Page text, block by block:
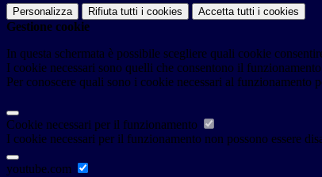
Personalizza Rifiuta tutti i cookies Accetta tutti i cookies
Gestione cookie
In questa schermata è possibile scegliere quali cookie
I cookie necessari sono quelli che consentono il
Per conoscere quali sono i cookie necessari al funzionamento
Cookie necessari per il funzionamento
I cookie necessari per il funzionamento non possono essere
youtube.com